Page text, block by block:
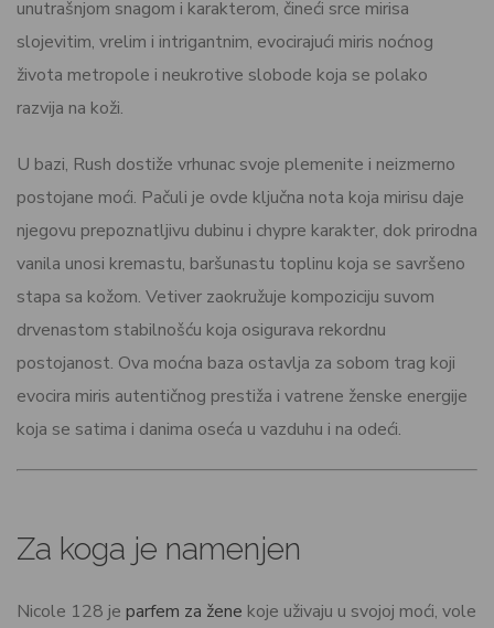
unutrašnjom snagom i karakterom, čineći srce mirisa
slojevitim, vrelim i intrigantnim, evocirajući miris noćnog
života metropole i neukrotive slobode koja se polako
razvija na koži.
U bazi, Rush dostiže vrhunac svoje plemenite i neizmerno
postojane moći. Pačuli je ovde ključna nota koja mirisu daje
njegovu prepoznatljivu dubinu i chypre karakter, dok prirodna
vanila unosi kremastu, baršunastu toplinu koja se savršeno
stapa sa kožom. Vetiver zaokružuje kompoziciju suvom
drvenastom stabilnošću koja osigurava rekordnu
postojanost. Ova moćna baza ostavlja za sobom trag koji
evocira miris autentičnog prestiža i vatrene ženske energije
koja se satima i danima oseća u vazduhu i na odeći.
Za koga je namenjen
Nicole 128 je parfem za žene koje uživaju u svojoj moći, vole